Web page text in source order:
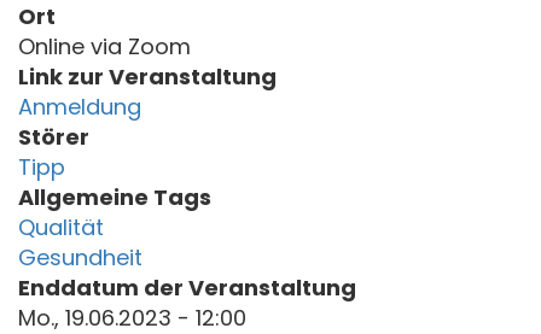
Ort
Online via Zoom
Link zur Veranstaltung
Anmeldung
Störer
Tipp
Allgemeine Tags
Qualität
Gesundheit
Enddatum der Veranstaltung
Mo., 19.06.2023 - 12:00